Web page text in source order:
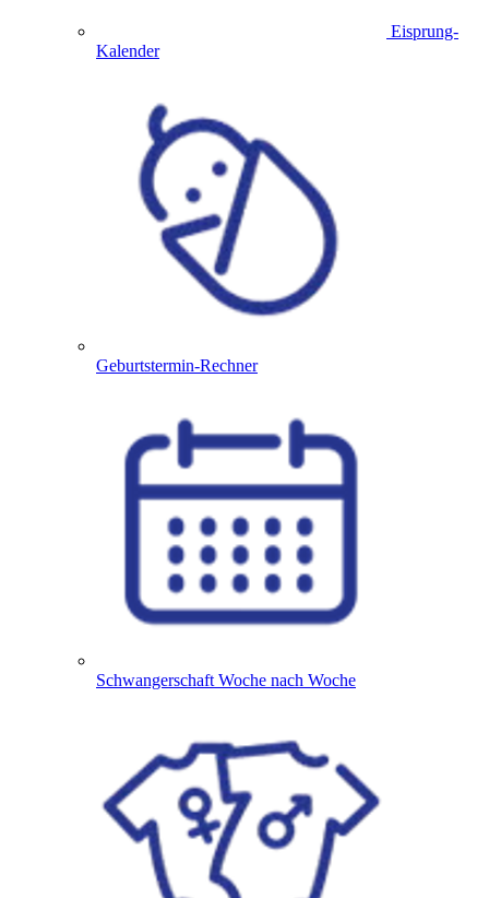
Eisprung-
Kalender
Geburtstermin-Rechner
Schwangerschaft Woche nach Woche